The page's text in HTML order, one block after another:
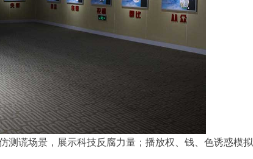
测谎场景，展示科技反腐力量；播放权、钱、色诱惑模